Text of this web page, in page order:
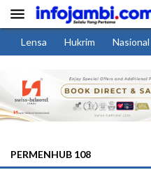

Lensa Hukrim Nasional
PERMENHUB 108